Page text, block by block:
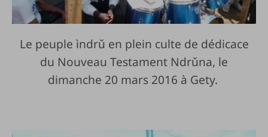
Le peuple ìndrǔ en plein culte de dédicace
du Nouveau Testament Ndrǔna, le
dimanche 20 mars 2016 à Gety.